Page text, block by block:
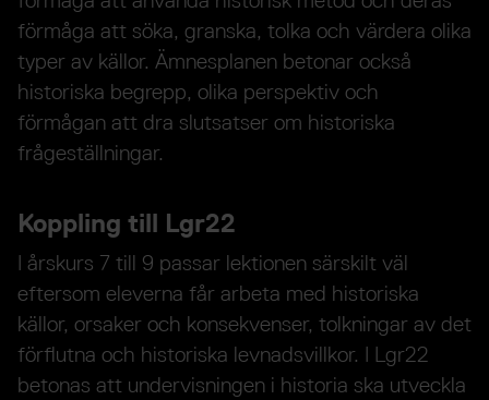
förmåga att söka, granska, tolka och värdera olika
typer av källor. Ämnesplanen betonar också
historiska begrepp, olika perspektiv och
förmågan att dra slutsatser om historiska
frågeställningar.
Koppling till Lgr22
I årskurs 7 till 9 passar lektionen särskilt väl
eftersom eleverna får arbeta med historiska
källor, orsaker och konsekvenser, tolkningar av det
förflutna och historiska levnadsvillkor. I Lgr22
betonas att undervisningen i historia ska utveckla